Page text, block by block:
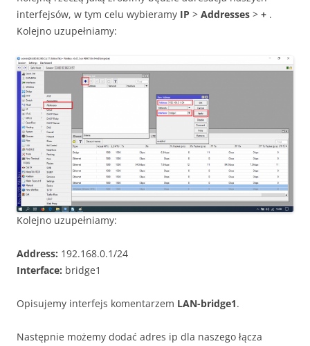
interfejsów, w tym celu wybieramy IP > Addresses > + .
Kolejno uzupełniamy:
Kolejno uzupełniamy:
Address: 192.168.0.1/24
Interface: bridge1
Opisujemy interfejs komentarzem LAN-bridge1.
Następnie możemy dodać adres ip dla naszego łącza